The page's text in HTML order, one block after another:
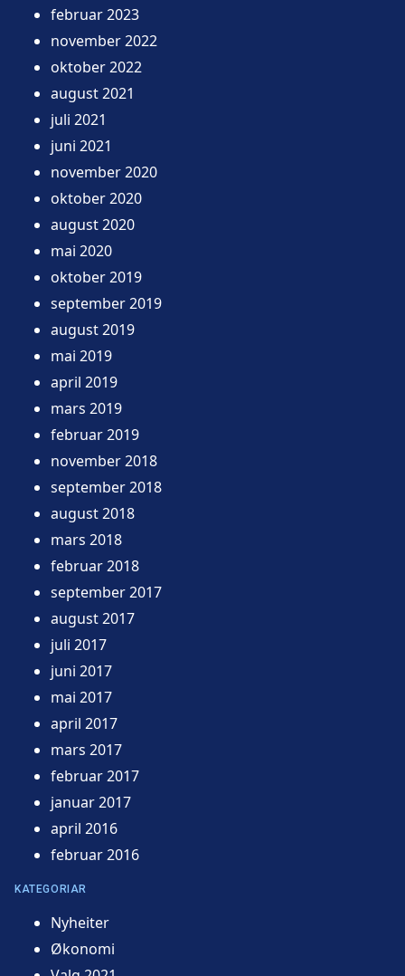
februar 2023
november 2022
oktober 2022
august 2021
juli 2021
juni 2021
november 2020
oktober 2020
august 2020
mai 2020
oktober 2019
september 2019
august 2019
mai 2019
april 2019
mars 2019
februar 2019
november 2018
september 2018
august 2018
mars 2018
februar 2018
september 2017
august 2017
juli 2017
juni 2017
mai 2017
april 2017
mars 2017
februar 2017
januar 2017
april 2016
februar 2016
KATEGORIAR
Nyheiter
Økonomi